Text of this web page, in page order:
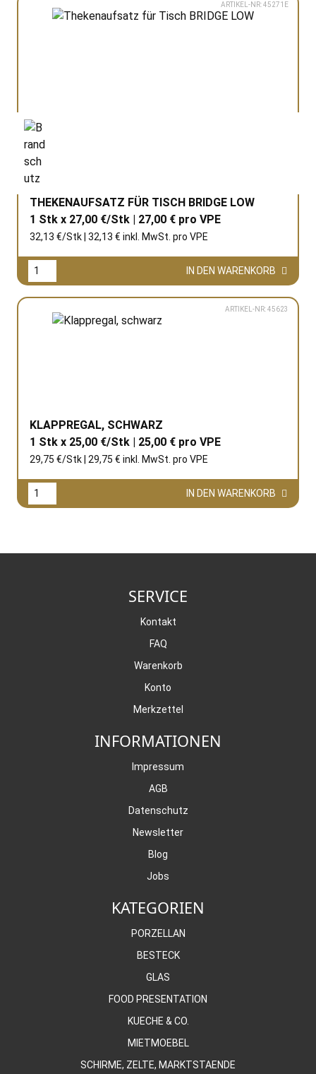
ARTIKEL-NR: 45271E
THEKENAUFSATZ FÜR TISCH BRIDGE LOW
1 Stk x 27,00 €/Stk | 27,00 € pro VPE
32,13 €/Stk | 32,13 € inkl. MwSt. pro VPE
IN DEN WARENKORB
ARTIKEL-NR: 45623
KLAPPREGAL, SCHWARZ
1 Stk x 25,00 €/Stk | 25,00 € pro VPE
29,75 €/Stk | 29,75 € inkl. MwSt. pro VPE
IN DEN WARENKORB
SERVICE
Kontakt
FAQ
Warenkorb
Konto
Merkzettel
INFORMATIONEN
Impressum
AGB
Datenschutz
Newsletter
Blog
Jobs
KATEGORIEN
PORZELLAN
BESTECK
GLAS
FOOD PRESENTATION
KUECHE & CO.
MIETMOEBEL
SCHIRME, ZELTE, MARKTSTAENDE